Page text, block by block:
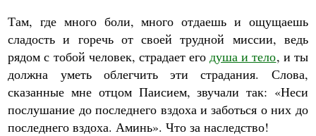
Там, где много боли, много отдаешь и ощущаешь
сладость и горечь от своей трудной миссии, ведь
рядом с тобой человек, страдает егодуша и тело, и ты
должна уметь облегчить эти страдания. Слова,
сказанные мне отцом Паисием, звучали так: «Неси
послушание до последнего вздоха и заботься о них до
последнего вздоха. Аминь». Что за наследство!